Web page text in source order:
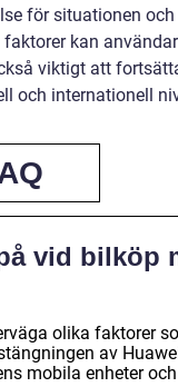
för situationen
kan
viktigt att
och internationell
vid bilköp
olika faktorer
av
mobila enheter